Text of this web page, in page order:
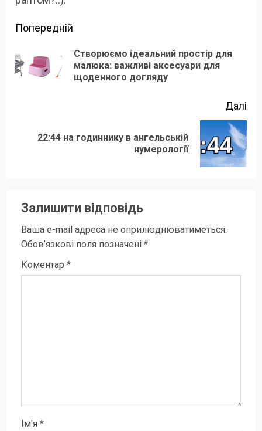
Продовжити
читання
Попередній
Створюємо ідеальний простір для
малюка: важливі аксесуари для
щоденного догляду
Далі
Наступний
22:44 на годиннику в ангельській
нумерології
Залишити відповідь
Ваша e-mail адреса не оприлюднюватиметься.
Обов’язкові поля позначені *
Коментар *
Ім'я *